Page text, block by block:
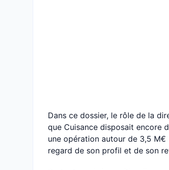
Dans ce dossier, le rôle de la
que Cuisance disposait encore
une opération autour de 3,5
regard de son profil et de son